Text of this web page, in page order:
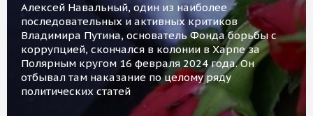
Алексей Навальный, один из наиболее
последовательных и активных критиков
Владимира Путина, основатель Фонда борьбы с
коррупцией, скончался в колонии в Харпе за
Полярным кругом 16 февраля 2024 года. Он
отбывал там наказание по целому ряду
политических статей